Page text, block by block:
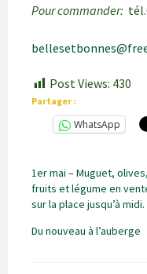
Pour commander:
Post Views: 430
Partager :
WhatsApp
1er mai – Muguet, olives,
fruits et légume en
sur la place jusqu’à midi.
Du nouveau à l’auberge